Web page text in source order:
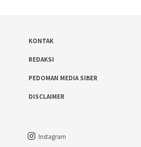
KONTAK
REDAKSI
PEDOMAN MEDIA SIBER
DISCLAIMER
Instagram